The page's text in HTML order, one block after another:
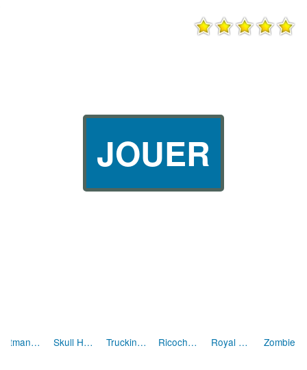
JOUER
Hitman Cowboy Skull Hunter Trucking Zombies Ricochet Kills 4 Royal Offense